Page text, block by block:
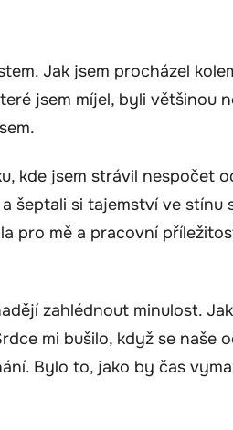
Jak jsem procházel
jsem míjel, byli většinou
kde jsem strávil nespočet
šeptali si tajemství ve stínu
pro mě a pracovní
zahlédnout minulost.
mi bušilo, když se naše
Bylo to, jako by čas